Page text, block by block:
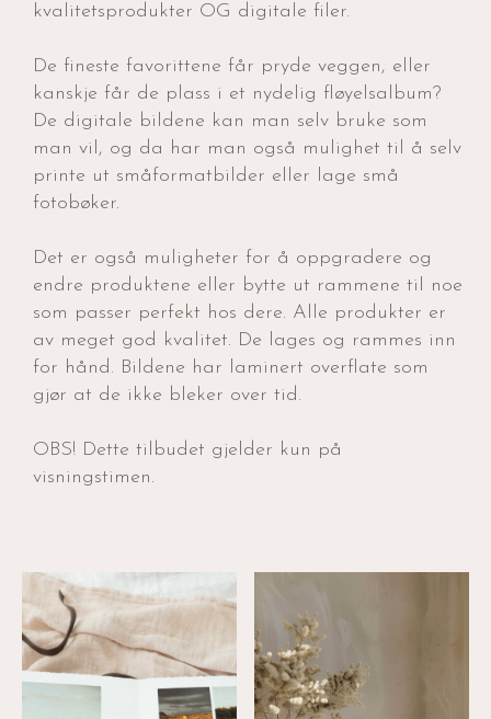
kvalitetsprodukter OG digitale filer.
De fineste favorittene får pryde veggen, eller
kanskje får de plass i et nydelig fløyelsalbum?
De digitale bildene kan man selv bruke som
man vil, og da har man også mulighet til å selv
printe ut småformatbilder eller lage små
fotobøker.
Det er også muligheter for å oppgradere og
endre produktene eller bytte ut rammene til noe
som passer perfekt hos dere. Alle produkter er
av meget god kvalitet. De lages og rammes inn
for hånd. Bildene har laminert overflate som
gjør at de ikke bleker over tid.
OBS! Dette tilbudet gjelder kun på
visningstimen.